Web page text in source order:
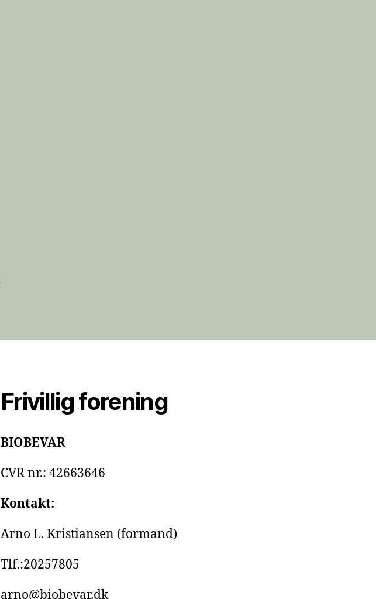
Frivillig forening
BIOBEVAR
CVR nr.: 42663646
Kontakt:
Arno L. Kristiansen (formand)
Tlf.:20257805
arno@biobevar.dk